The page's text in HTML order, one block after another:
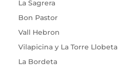
La Sagrera
Bon Pastor
Vall Hebron
Vilapicina y La Torre Llobeta
La Bordeta